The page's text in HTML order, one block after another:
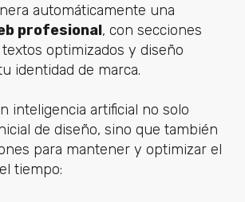
automáticamente una
profesional, con secciones
optimizados y diseño
identidad de marca.
inteligencia artificial no solo
de diseño, sino que también
para mantener y optimizar el
tiempo: